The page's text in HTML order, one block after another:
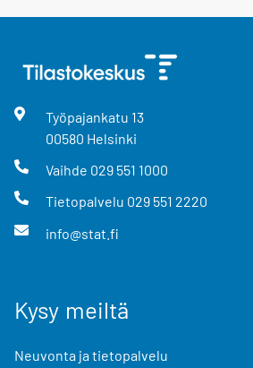
Työpajankatu 13
00580 Helsinki
Vaihde 029 551 1000
Tietopalvelu 029 551 2220
info@stat.fi
Kysy meiltä
Neuvonta ja tietopalvelu